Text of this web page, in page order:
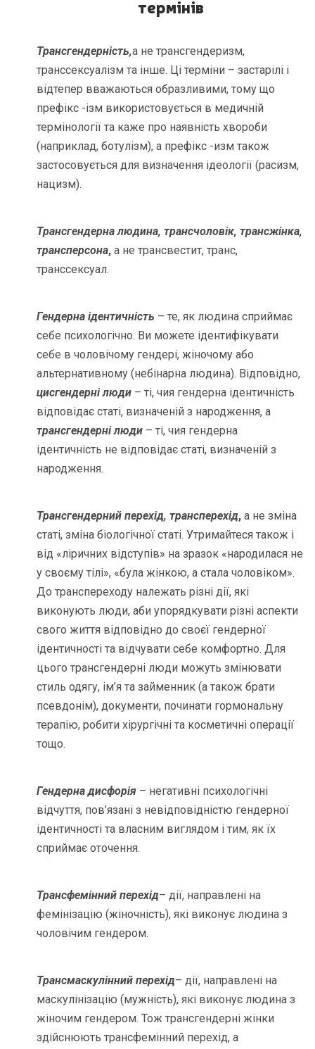
термінів
Трансгендерність,а не трансгендеризм,
транссексуалізм та інше. Ці терміни – застарілі і
відтепер вважаються образливими, тому що
префікс -ізм використовується в медичній
термінології та каже про наявність хвороби
(наприклад, ботулізм), а префікс -изм також
застосовується для визначення ідеології (расизм,
нацизм).
Трансгендерна людина, трансчоловік, трансжінка,
трансперсона,а не трансвестит, транс,
транссексуал.
Гендерна ідентичність – те, як людина сприймає
себе психологічно. Ви можете ідентифікувати
себе в чоловічому гендері, жіночому або
альтернативному (небінарна людина). Відповідно,
цисгендерні люди – ті, чия гендерна ідентичність
відповідає статі, визначеній з народження, а
трансгендерні люди – ті, чия гендерна
ідентичність не відповідає статі, визначеній з
народження.
Трансгендерний перехід, трансперехід, а не зміна
статі, зміна біологічної статі. Утримайтеся також і
від «ліричних відступів» на зразок «народилася не
у своєму тілі», «була жінкою, а стала чоловіком».
До транспереходу належать різні дії, які
виконують люди, аби упорядкувати різні аспекти
свого життя відповідно до своєї гендерної
ідентичності та відчувати себе комфортно. Для
цього трансгендерні люди можуть змінювати
стиль одягу, ім’я та займенник (а також брати
псевдонім), документи, починати гормональну
терапію, робити хірургічні та косметичні операції
тощо.
Гендерна дисфорія – негативні психологічні
відчуття, пов’язані з невідповідністю гендерної
ідентичності та власним виглядом і тим, як їх
сприймає оточення.
Трансфемінний перехід– дії, направлені на
фемінізацію (жіночність), які виконує людина з
чоловічим гендером.
Трансмаскулінний перехід– дії, направлені на
маскулінізацію (мужність), які виконує людина з
жіночим гендером. Тож трансгендерні жінки
здійснюють трансфемінний перехід, а